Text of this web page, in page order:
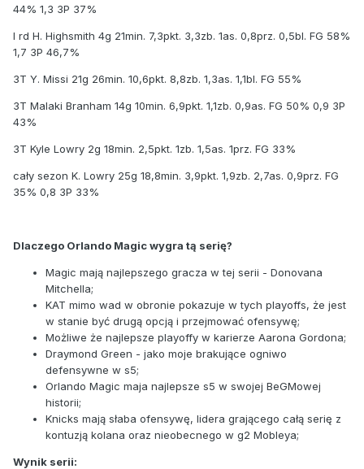
44% 1,3 3P 37%
I rd H. Highsmith 4g 21min. 7,3pkt. 3,3zb. 1as. 0,8prz. 0,5bl. FG 58%
1,7 3P 46,7%
3T Y. Missi 21g 26min. 10,6pkt. 8,8zb. 1,3as. 1,1bl. FG 55%
3T Malaki Branham 14g 10min. 6,9pkt. 1,1zb. 0,9as. FG 50% 0,9 3P
43%
3T Kyle Lowry 2g 18min. 2,5pkt. 1zb. 1,5as. 1prz. FG 33%
cały sezon K. Lowry 25g 18,8min. 3,9pkt. 1,9zb. 2,7as. 0,9prz. FG
35% 0,8 3P 33%
Dlaczego Orlando Magic wygra tą serię?
Magic mają najlepszego gracza w tej serii - Donovana
Mitchella;
KAT mimo wad w obronie pokazuje w tych playoffs, że jest
w stanie być drugą opcją i przejmować ofensywę;
Możliwe że najlepsze playoffy w karierze Aarona Gordona;
Draymond Green - jako moje brakujące ogniwo
defensywne w s5;
Orlando Magic maja najlepsze s5 w swojej BeGMowej
historii;
Knicks mają słaba ofensywę, lidera grającego całą serię z
kontuzją kolana oraz nieobecnego w g2 Mobleya;
Wynik serii: